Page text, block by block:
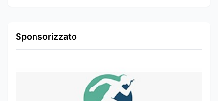
Sponsorizzato